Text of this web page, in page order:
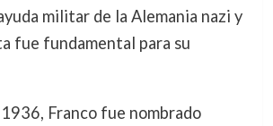
militar de la Alemania nazi y
fue fundamental para su
Franco fue nombrado